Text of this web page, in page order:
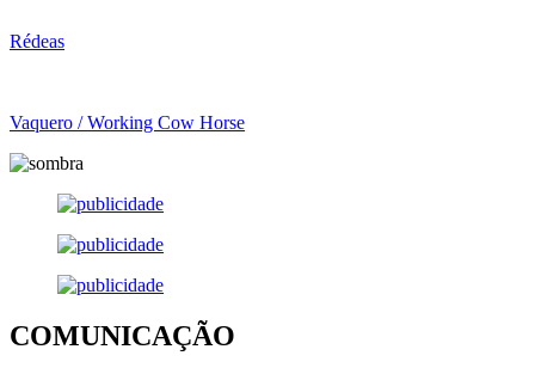
Rédeas
Vaquero / Working Cow Horse
COMUNICAÇÃO